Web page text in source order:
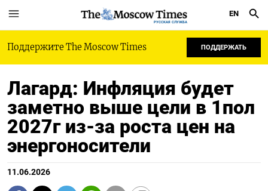
РУССКАЯ СЛУЖБА
EN
Поддержите The Moscow Times ПОДДЕРЖАТЬ
Лагард: Инфляция будет
заметно выше цели в 1пол
2027г из-за роста цен на
энергоносители
11.06.2026